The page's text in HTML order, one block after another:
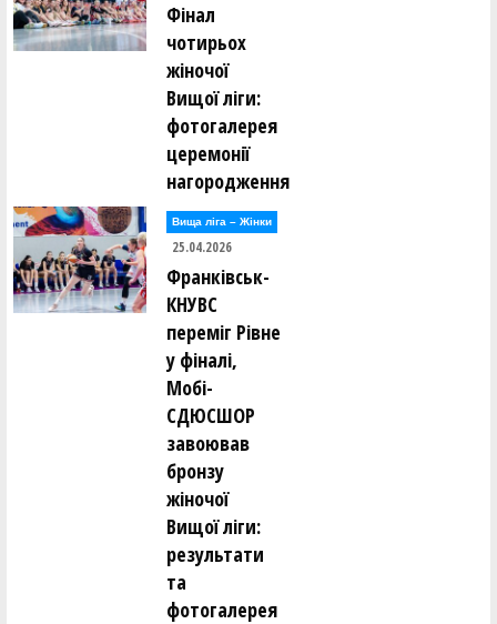
Фінал
чотирьох
жіночої
Вищої ліги:
фотогалерея
церемонії
нагородження
Вища лiга – Жiнки
25.04.2026
Франківськ-
КНУВС
переміг Рівне
у фіналі,
Мобі-
СДЮСШОР
завоював
бронзу
жіночої
Вищої ліги:
результати
та
фотогалерея